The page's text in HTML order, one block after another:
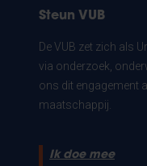
Steun VUB
De VUB zet zich als
via onderzoek,
ons dit engagement
maatschappij.
Ik doe mee